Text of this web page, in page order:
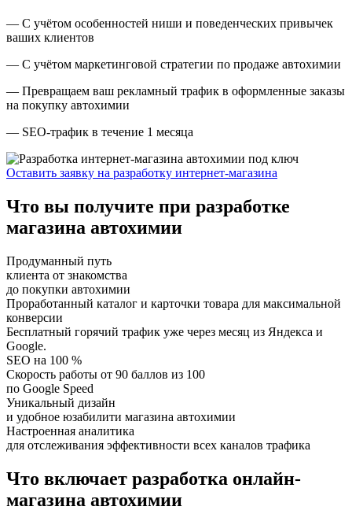
— С учётом особенностей ниши и поведенческих привычек
ваших клиентов
— С учётом маркетинговой стратегии по продаже автохимии
— Превращаем ваш рекламный трафик в оформленные заказы
на покупку автохимии
— SEO-трафик в течение 1 месяца
Оставить заявку на разработку интернет-магазина
Что вы получите при разработке
магазина автохимии
Продуманный путь
клиента от знакомства
до покупки автохимии
Проработанный каталог и карточки товара для максимальной
конверсии
Бесплатный горячий трафик уже через месяц из Яндекса и
Google.
SEO на 100 %
Скорость работы от 90 баллов из 100
по Google Speed
Уникальный дизайн
и удобное юзабилити магазина автохимии
Настроенная аналитика
для отслеживания эффективности всех каналов трафика
Что включает разработка онлайн-
магазина автохимии